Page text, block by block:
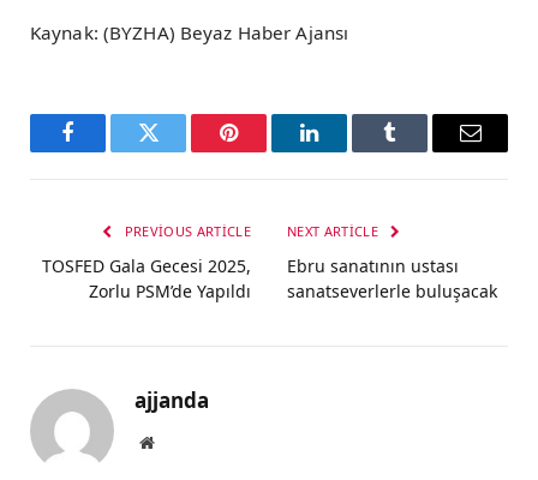
Kaynak: (BYZHA) Beyaz Haber Ajansı
FacebookTwitter Pinterest LinkedInTumblr Email
PREVIOUS ARTICLE
TOSFED Gala Gecesi 2025,
Zorlu PSM’de Yapıldı
NEXT ARTICLE
Ebru sanatının ustası
sanatseverlerle buluşacak
ajjanda
Website